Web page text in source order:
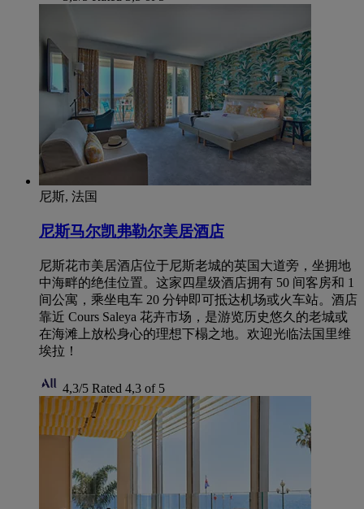
尼斯, 法国
尼斯马尔凯弗勒尔美居酒店
尼斯花市美居酒店位于尼斯老城的英国大道旁，坐拥地
中海畔的绝佳位置。这家四星级酒店拥有 50 间客房和 1
间公寓，乘坐电车 20 分钟即可抵达机场或火车站。酒店
靠近 Cours Saleya 花卉市场，是游览历史悠久的老城或
在海滩上放松身心的理想下榻之地。欢迎光临法国里维
埃拉！
4,3/5 Rated 4,3 of 5